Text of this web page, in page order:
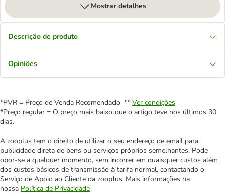
Mostrar detalhes
Descrição de produto
Opiniões
*PVR = Preço de Venda Recomendado ** Ver condições
*Preço regular = O preço mais baixo que o artigo teve nos últimos 30
dias.
A zooplus tem o direito de utilizar o seu endereço de email para
publicidade direta de bens ou serviços próprios semelhantes. Pode
opor-se a qualquer momento, sem incorrer em quaisquer custos além
dos custos básicos de transmissão à tarifa normal, contactando o
Serviço de Apoio ao Cliente da zooplus. Mais informações na
nossa Política de Privacidade